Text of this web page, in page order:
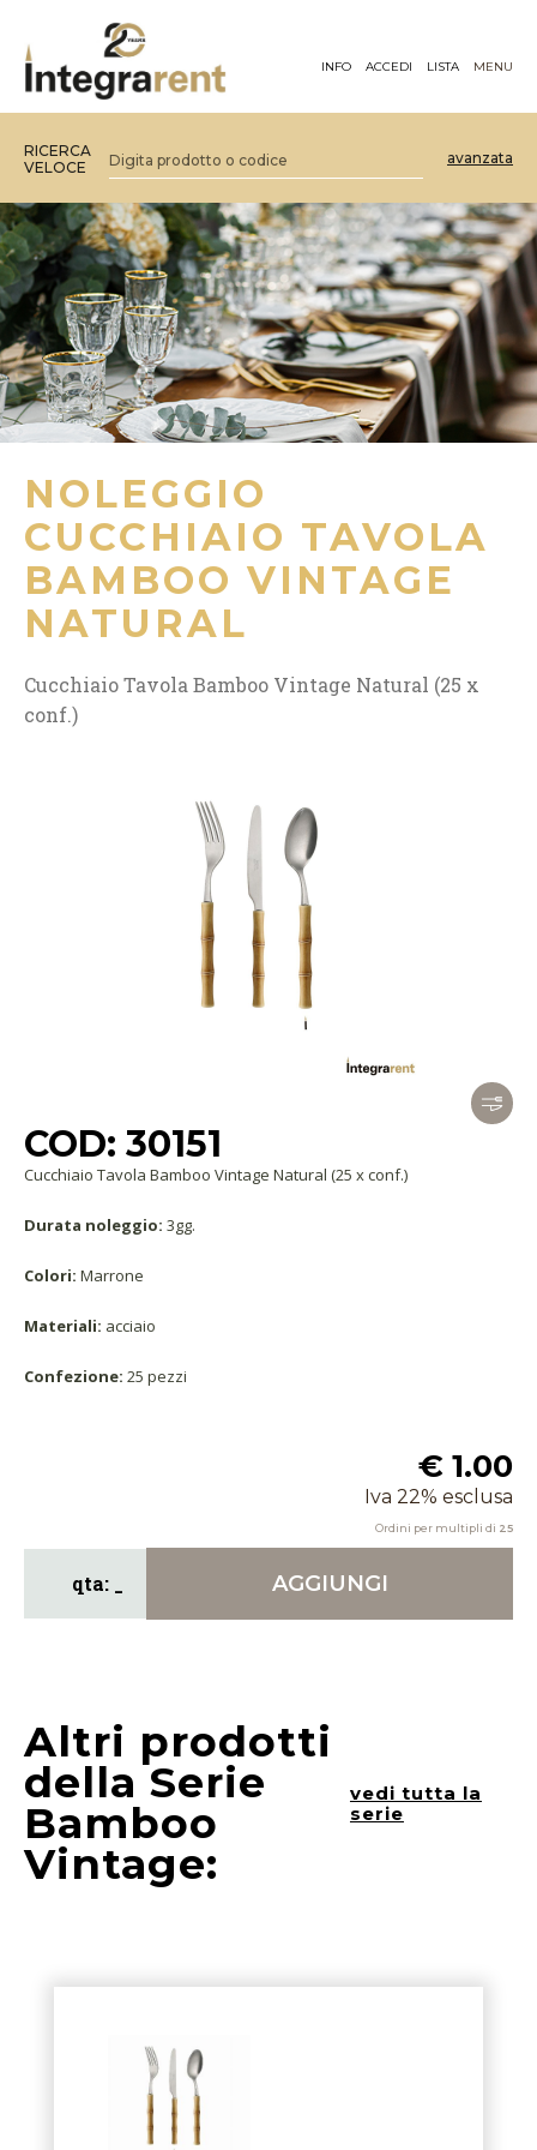
INFO ACCEDI LISTA MENU
RICERCA
VELOCE
avanzata
NOLEGGIO
CUCCHIAIO TAVOLA
BAMBOO VINTAGE
NATURAL
Cucchiaio Tavola Bamboo Vintage Natural (25 x
conf.)
COD: 30151
Cucchiaio Tavola Bamboo Vintage Natural (25 x conf.)
Durata noleggio: 3gg.
Colori: Marrone
Materiali: acciaio
Confezione: 25 pezzi
€ 1.00
Iva 22% esclusa
Ordini per multipli di 25
AGGIUNGI
Altri prodotti
della Serie
Bamboo
Vintage:
vedi tutta la
serie